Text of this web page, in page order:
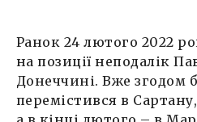
Ранок 24 лютого 2022
на позиції неподалік
Донеччині. Вже згодом
перемістився в